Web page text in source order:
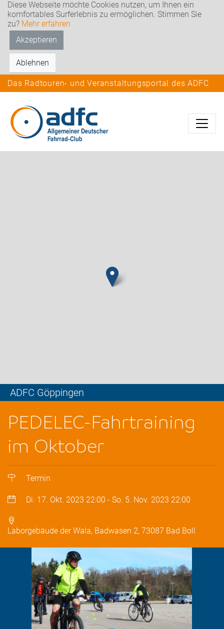
Diese Webseite möchte Cookies nutzen, um Ihnen ein
komfortables Surferlebnis zu ermöglichen. Stimmen Sie
zu? Mehr erfahren
Akzeptieren
Ablehnen
Das Radtouren- und Veranstaltungsportal des ADFC
ADFC Göppingen
PEDELEC-Fahrtraining
im Oktober
Termin
Di. 17. Okt. 2023 22:00 -So. 5. Nov. 2023 22:00
Laborgebäude der Wala, Badwasen 2, 73087 Bad Boll